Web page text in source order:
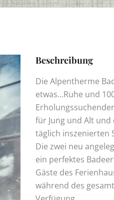
Beschreibung
Die Alpentherme
etwas…Ruhe und
für Jung und Alt
täglich inszenierten
Die zwei neu
ein perfektes
Gäste des
während des